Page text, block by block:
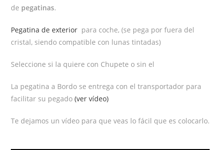
de pegatinas.
Pegatina de exterior para coche, (se pega por fuera del
cristal, siendo compatible con lunas tintadas)
Seleccione si la quiere con Chupete o sin el
La pegatina a Bordo se entrega con el transportador para
facilitar su pegado(ver vídeo)
Te dejamos un vídeo para que veas lo fácil que es colocarlo.